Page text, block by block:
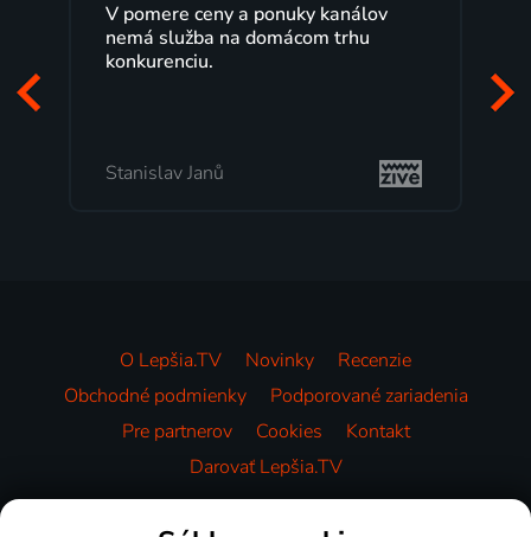
V pomere ceny a ponuky kanálov
nemá služba na domácom trhu
konkurenciu.
Stanislav Janů
to,
O Lepšia.TV Novinky
Recenzie
Obchodné podmienky
Podporované zariadenia
Pre partnerov
Cookies
Kontakt
Darovať Lepšia.TV